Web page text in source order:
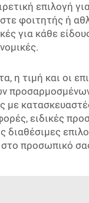
επιλογή
φοιτητής ή
για κάθε
η τιμή και οι
με
ειδικές
προσωπικό